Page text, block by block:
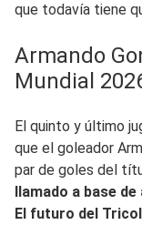
que todavía tiene
Armando
Mundial
El quinto y último
que el goleador
par de goles del
llamado a base
El futuro del